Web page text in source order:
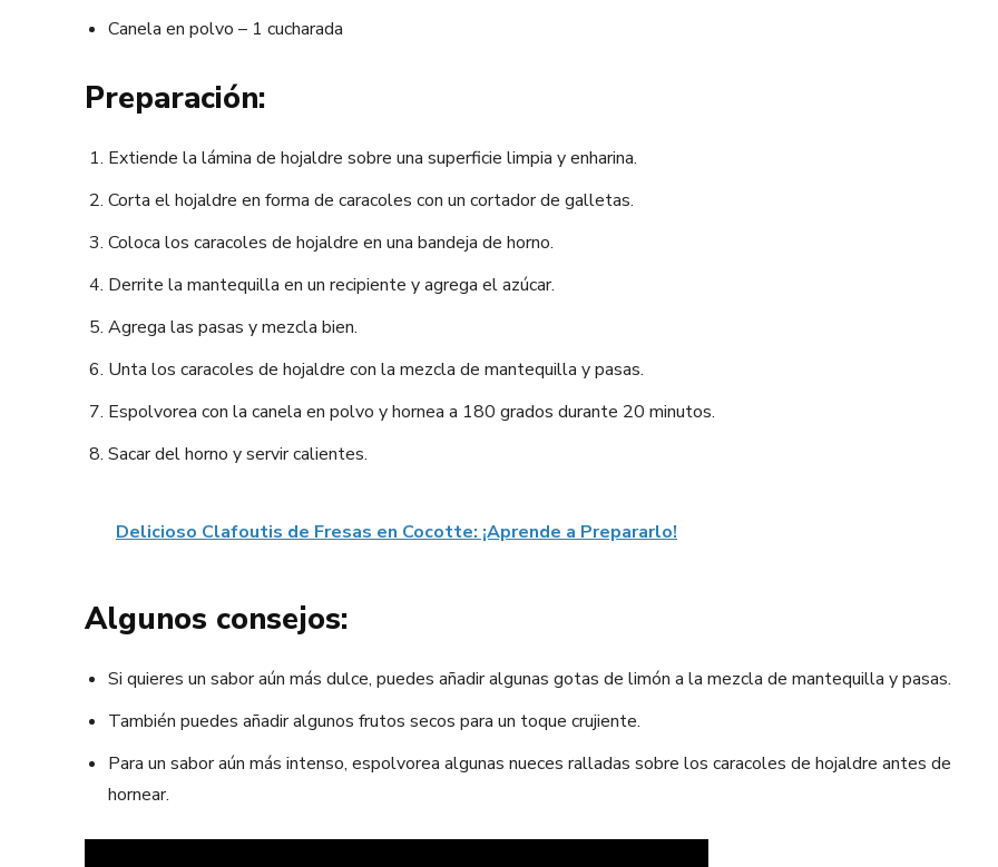
Canela en polvo – 1 cucharada
Preparación:
Extiende la lámina de hojaldre sobre una superficie limpia y enharina.
Corta el hojaldre en forma de caracoles con un cortador de galletas.
Coloca los caracoles de hojaldre en una bandeja de horno.
Derrite la mantequilla en un recipiente y agrega el azúcar.
Agrega las pasas y mezcla bien.
Unta los caracoles de hojaldre con la mezcla de mantequilla y pasas.
Espolvorea con la canela en polvo y hornea a 180 grados durante 20 minutos.
Sacar del horno y servir calientes.
Delicioso Clafoutis de Fresas en Cocotte: ¡Aprende a Prepararlo!
Algunos consejos:
Si quieres un sabor aún más dulce, puedes añadir algunas gotas de limón a la mezcla de mantequilla y pasas.
También puedes añadir algunos frutos secos para un toque crujiente.
Para un sabor aún más intenso, espolvorea algunas nueces ralladas sobre los caracoles de hojaldre antes de
hornear.